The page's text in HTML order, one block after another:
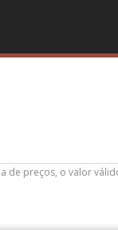
de preços, o valor